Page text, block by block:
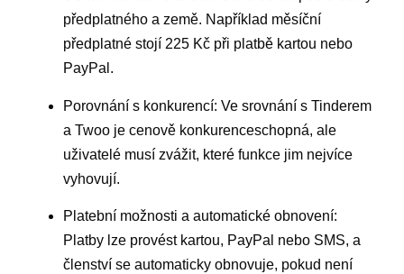
předplatného a země. Například měsíční
předplatné stojí 225 Kč při platbě kartou nebo
PayPal.
Porovnání s konkurencí: Ve srovnání s Tinderem
a Twoo je cenově konkurenceschopná, ale
uživatelé musí zvážit, které funkce jim nejvíce
vyhovují.
Platební možnosti a automatické obnovení:
Platby lze provést kartou, PayPal nebo SMS, a
členství se automaticky obnovuje, pokud není